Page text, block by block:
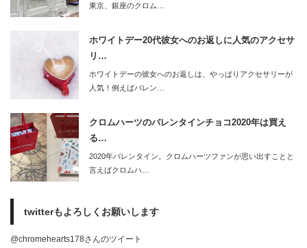
東京、銀座のクロム…
ホワイトデー20代彼女へのお返しに人気のアクセサ
リ…
ホワイトデーの彼女へのお返しは、やっぱりアクセサリーが
人気！例えばバレン…
クロムハーツのバレンタインチョコ2020年は買え
る…
2020年バレンタイン。クロムハーツファンが思い出すことと
言えばクロムハ…
twitterもよろしくお願いします
@chromehearts178さんのツイート